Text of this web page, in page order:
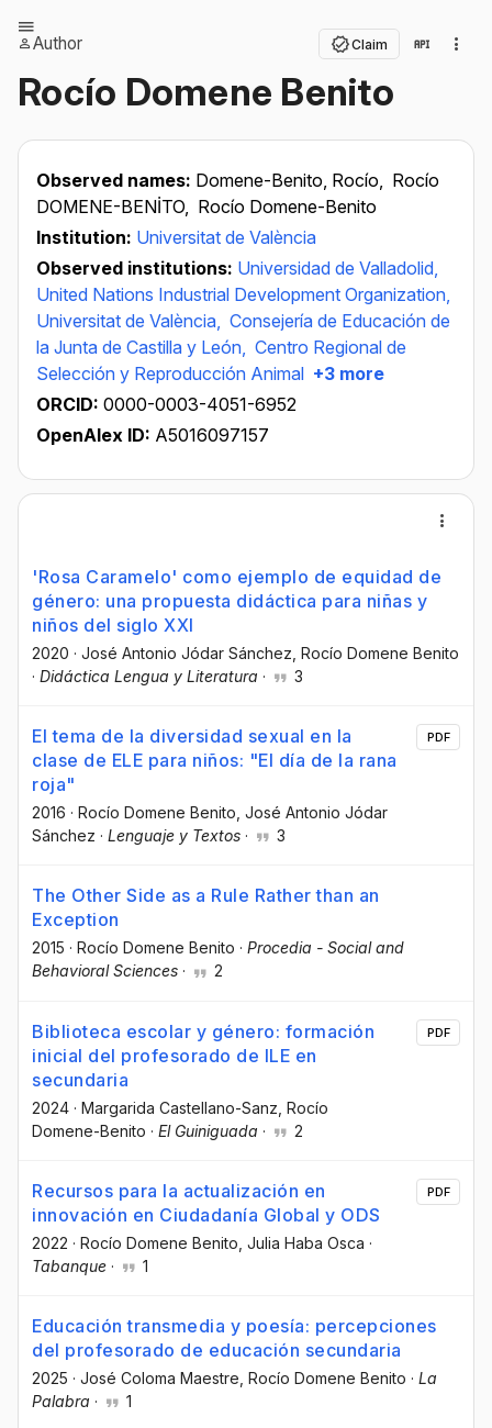
Author Claim
Rocío Domene Benito
Observed names: Domene-Benito, Rocío, Rocío
DOMENE-BENİTO, Rocío Domene-Benito
Institution: Universitat de València
Observed institutions: Universidad de Valladolid,
United Nations Industrial Development Organization,
Universitat de València, Consejería de Educación de
la Junta de Castilla y León, Centro Regional de
Selección y Reproducción Animal +3 more
ORCID: 0000-0003-4051-6952
OpenAlex ID: A5016097157
'Rosa Caramelo' como ejemplo de equidad de
género: una propuesta didáctica para niñas y
niños del siglo XXI
2020 · José Antonio Jódar Sánchez , Rocío Domene Benito
· Didáctica Lengua y Literatura · 3
El tema de la diversidad sexual en la
clase de ELE para niños: "El día de la rana
roja"
2016 · Rocío Domene Benito , José Antonio Jódar
Sánchez · Lenguaje y Textos · 3
PDF
The Other Side as a Rule Rather than an
Exception
2015 · Rocío Domene Benito · Procedia - Social and
Behavioral Sciences · 2
Biblioteca escolar y género: formación
inicial del profesorado de ILE en
secundaria
2024 · Margarida Castellano-Sanz , Rocío
Domene-Benito · El Guiniguada · 2
PDF
Recursos para la actualización en
innovación en Ciudadanía Global y ODS
2022 · Rocío Domene Benito , Julia Haba Osca ·
Tabanque · 1
PDF
Educación transmedia y poesía: percepciones
del profesorado de educación secundaria
2025 · José Coloma Maestre , Rocío Domene Benito · La
Palabra · 1